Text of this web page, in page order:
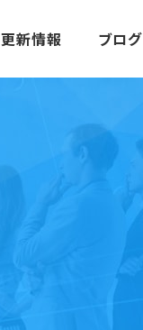
更新情報 ブログ